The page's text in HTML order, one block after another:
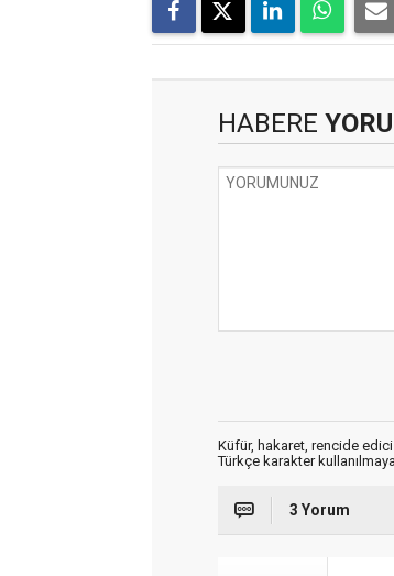
HABERE
Küfür, hakaret, rencide edici
Türkçe karakter
3 Yorum